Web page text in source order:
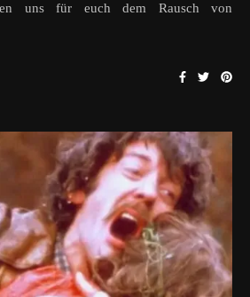
uns für euch dem Rausch von